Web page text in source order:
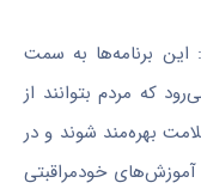
این برنامه‌ها به سمت
که مردم بتوانند از
بهره‌مند شوند و در
آموزش‌های خودمراقبتی